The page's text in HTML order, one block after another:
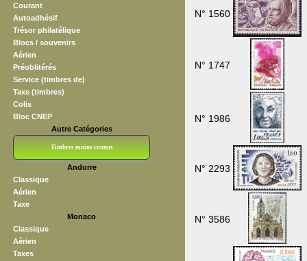
Courant
Autoadhésif
Trésor philatélique
Blocs / souvenirs
Aérien
Préoblitérés
Service (timbres de)
Taxe (timbres)
Colis
Bloc CNEP
Autre Catégories
Timbres moins connus
Andorre
Classique
Aérien
Taxe
Monaco
Classique
Aérien
Taxes
N° 1560
N° 1747
N° 1986
N° 2293
N° 3586